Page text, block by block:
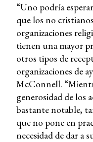
“Uno podría
que los no
organizaciones
tienen una mayor
otros tipos de
organizaciones de
McConnell.
generosidad de los
bastante notable,
que no pone en
necesidad de dar a